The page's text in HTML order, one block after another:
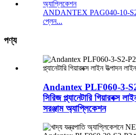
ANDANTEX PAG040-10-S2-
প্লেন...
পণ্য
Andantex PLF060-3-S2-
সিরিজ প্ল্যানেটারি গিয়ারবক্স
সরঞ্জাম অ্যাপ্লিকেশন